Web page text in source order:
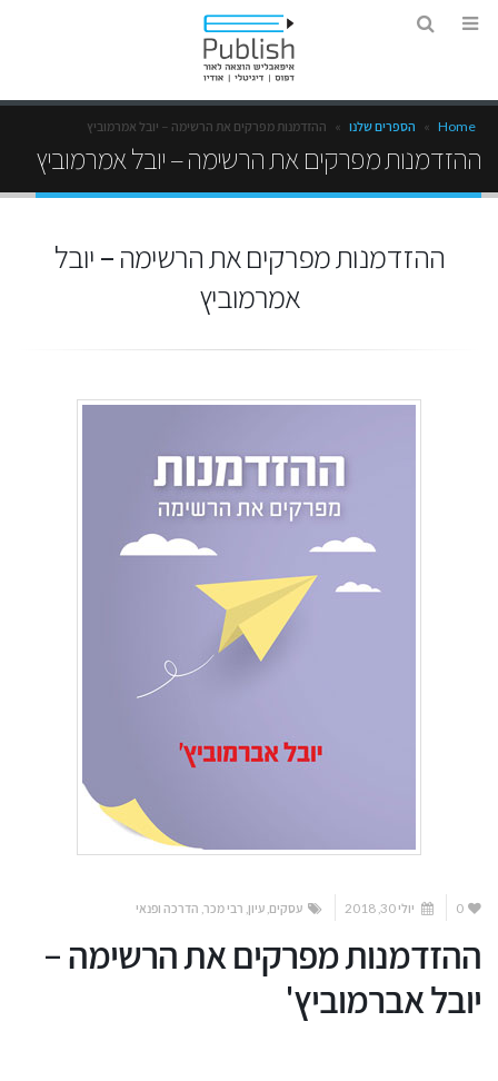
Home
» הספרים שלנו » ההזדמנות מפרקים את הרשימה – יובל אמרמוביץ
ההזדמנות מפרקים את הרשימה – יובל אמרמוביץ
ההזדמנות מפרקים את הרשימה – יובל
אמרמוביץ
0 יולי 30, 2018 עסקים ,עיון רבי מכר הדרכה ופנאי
ההזדמנות מפרקים את הרשימה –
יובל אברמוביץ'